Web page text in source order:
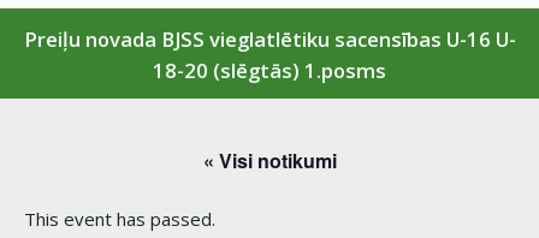
Preiļu novada BJSS vieglatlētiku sacensības U-16 U-
18-20 (slēgtās) 1.posms
« Visi notikumi
This event has passed.